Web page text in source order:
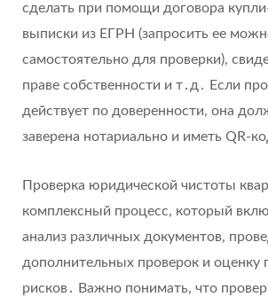
сделать при помощи договора
выписки из ЕГРН (запросить ее
самостоятельно для проверки),
праве собственности и т․д․ Если
действует по доверенности, она
заверена нотариально и иметь QR-
Проверка юридической чистоты
комплексный процесс, который
анализ различных документов,
дополнительных проверок и оценку
рисков․ Важно понимать, что